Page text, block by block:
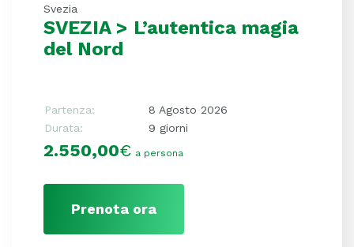
Svezia
SVEZIA > L’autentica magia
del Nord
Partenza:
8 Agosto 2026
Durata:
9 giorni
2.550,00€ a persona
Prenota ora